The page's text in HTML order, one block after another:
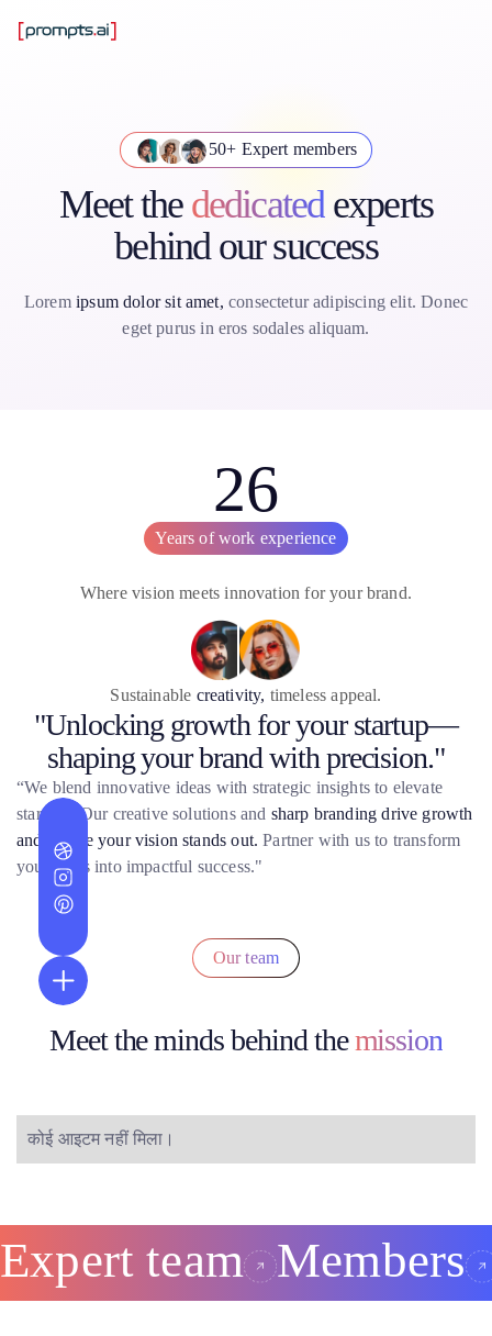
50+ Expert members
Meet the dedicated experts
behind our success
Lorem ipsum dolor sit amet, consectetur adipiscing elit. Donec
eget purus in eros sodales aliquam.
26
Years of work experience
Where vision meets innovation for your brand.
Sustainable creativity, timeless appeal.
"Unlocking growth for your startup—
shaping your brand with precision."
“We blend innovative ideas with strategic insights to elevate
startups. Our creative solutions and sharp branding drive growth
and ensure your vision stands out.Partner with us to transform
your ideas into impactful success."
Our team
Meet the minds behind themission
कोई आइटम नहीं मिला।
Expert team Members